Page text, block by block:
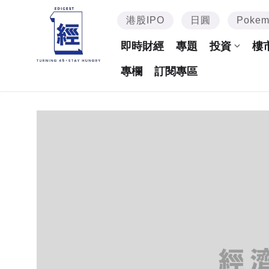
港股IPO 日圓
即時財經 專題 投資 樓
專欄 訂閱專區